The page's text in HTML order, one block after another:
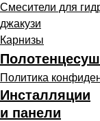
Смесители для
джакузи
Карнизы
Политика
Инсталляции
и панели